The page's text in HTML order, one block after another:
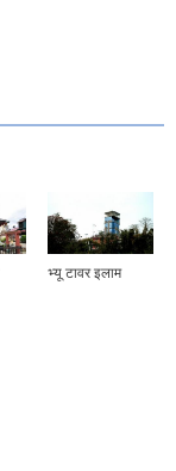
भ्यू टावर इलाम